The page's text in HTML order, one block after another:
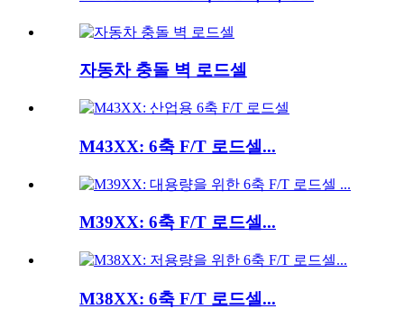
자동차 충돌 벽 로드셀
M43XX: 6축 F/T 로드셀...
M39XX: 6축 F/T 로드셀...
M38XX: 6축 F/T 로드셀...